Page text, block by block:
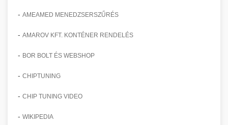
- AMEAMED MENEDZSERSZŰRÉS
- AMAROV KFT. KONTÉNER RENDELÉS
- BOR BOLT ÉS WEBSHOP
- CHIPTUNING
- CHIP TUNING VIDEO
- WIKIPEDIA